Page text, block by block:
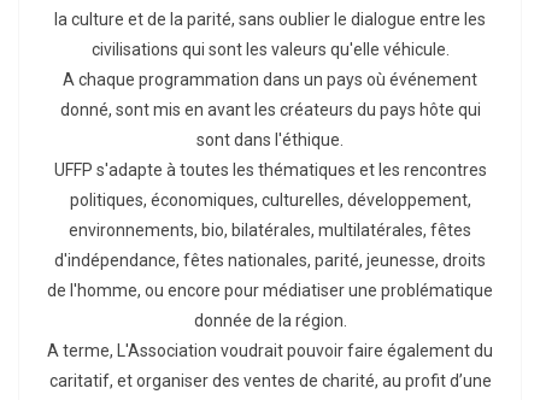
la culture et de la parité, sans oublier le dialogue entre les
civilisations qui sont les valeurs qu'elle véhicule.
A chaque programmation dans un pays où événement
donné, sont mis en avant les créateurs du pays hôte qui
sont dans l'éthique.
UFFP s'adapte à toutes les thématiques et les rencontres
politiques, économiques, culturelles, développement,
environnements, bio, bilatérales, multilatérales, fêtes
d'indépendance, fêtes nationales, parité, jeunesse, droits
de l'homme, ou encore pour médiatiser une problématique
donnée de la région.
A terme, L'Association voudrait pouvoir faire également du
caritatif, et organiser des ventes de charité, au profit d’une